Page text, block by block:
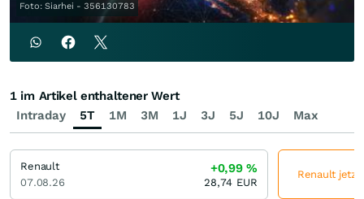
Foto: Siarhei - 356130783
Intraday 5T 1M 3M 1J 3J 5J 10J Max
1 im Artikel enthaltener Wert
Renault
07.08.26
+0,99%
28,74 EUR
Renault jetzt